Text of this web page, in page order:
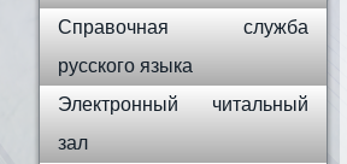
Справочная служба
русского языка
Электронный читальный
зал